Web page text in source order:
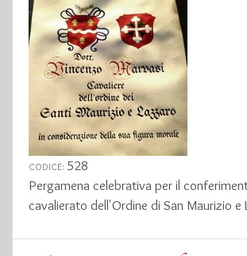
CODICE: 528
Pergamena celebrativa per il
cavalierato dell'Ordine di San Maurizio e